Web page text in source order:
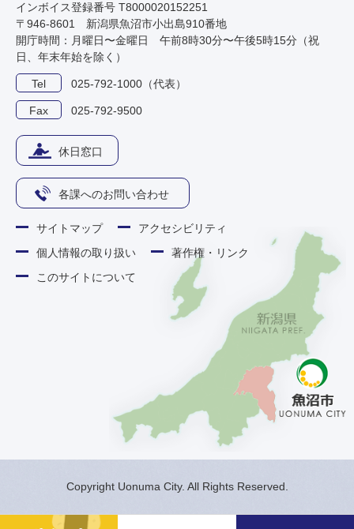
インボイス登録番号 T8000020152251
〒946-8601 新潟県魚沼市小出島910番地
開庁時間：月曜日〜金曜日 午前8時30分〜午後5時15分（祝
日、年末年始を除く）
Tel 025-792-1000（代表）
Fax 025-792-9500
休日窓口
各課へのお問い合わせ
サイトマップ
アクセシビリティ
個人情報の取り扱い
著作権・リンク
このサイトについて
Copyright Uonuma City. All Rights Reserved.